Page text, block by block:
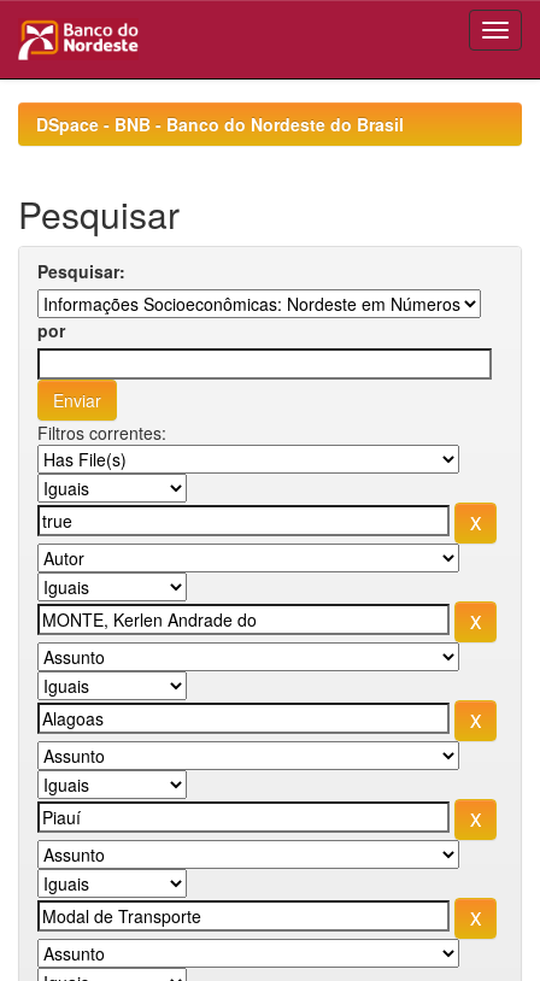
navigationDSpace - BNB - Banco do Nordeste do Brasil
Pesquisar
Pesquisar:
por
Filtros correntes: